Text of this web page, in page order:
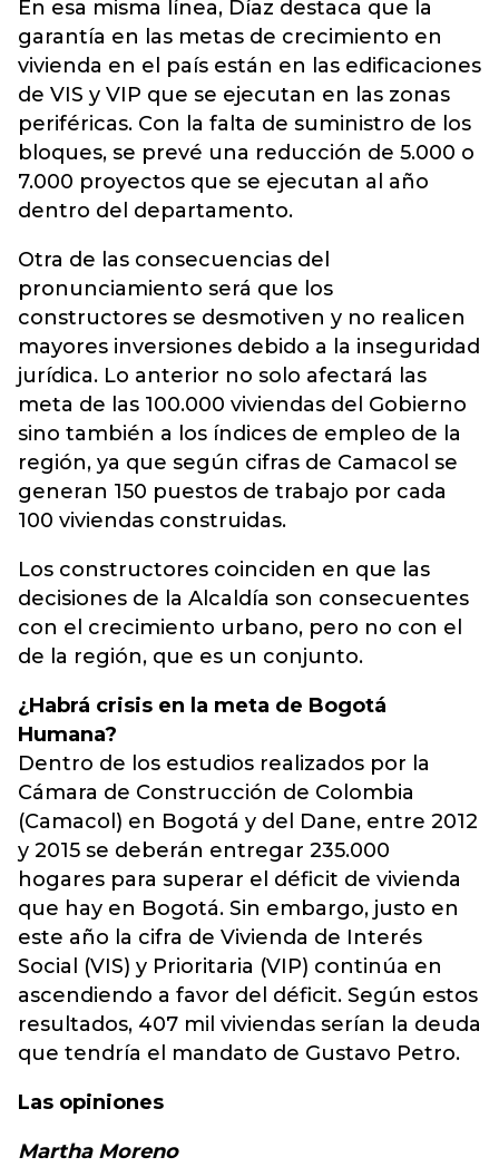
En esa misma línea, Díaz destaca que la
garantía en las metas de crecimiento en
vivienda en el país están en las edificaciones
de VIS y VIP que se ejecutan en las zonas
periféricas. Con la falta de suministro de los
bloques, se prevé una reducción de 5.000 o
7.000 proyectos que se ejecutan al año
dentro del departamento.
Otra de las consecuencias del
pronunciamiento será que los
constructores se desmotiven y no realicen
mayores inversiones debido a la inseguridad
jurídica. Lo anterior no solo afectará las
meta de las 100.000 viviendas del Gobierno
sino también a los índices de empleo de la
región, ya que según cifras de Camacol se
generan 150 puestos de trabajo por cada
100 viviendas construidas.
Los constructores coinciden en que las
decisiones de la Alcaldía son consecuentes
con el crecimiento urbano, pero no con el
de la región, que es un conjunto.
¿Habrá crisis en la meta de Bogotá
Humana?
Dentro de los estudios realizados por la
Cámara de Construcción de Colombia
(Camacol) en Bogotá y del Dane, entre 2012
y 2015 se deberán entregar 235.000
hogares para superar el déficit de vivienda
que hay en Bogotá. Sin embargo, justo en
este año la cifra de Vivienda de Interés
Social (VIS) y Prioritaria (VIP) continúa en
ascendiendo a favor del déficit. Según estos
resultados, 407 mil viviendas serían la deuda
que tendría el mandato de Gustavo Petro.
Las opiniones
Martha Moreno